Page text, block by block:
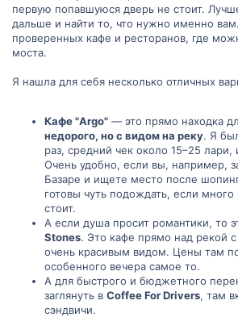
первую попавшуюся дверь не стоит.
дальше и найти то, что нужно именно
проверенных кафе и ресторанов, где
моста.
Я нашла для себя несколько отличных
Кафе "Argo" — это прямо находка
недорого, но с видом на реку. Я
раз, средний чек около 15–25 лари,
Очень удобно, если вы, например,
Базаре и ищете место после
готовы чуть подождать, если много
стоит.
А если душа просит романтики, то
Stones. Это кафе прямо над рекой
очень красивым видом. Цены там
особенного вечера самое то.
А для быстрого и бюджетного
заглянуть в Coffee For Drivers, там
сэндвичи.